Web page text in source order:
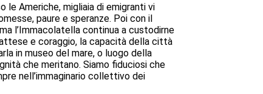
Americhe, migliaia di emigranti vi
paure e speranze. Poi con il
l’Immacolatella continua a custodirne
e coraggio, la capacità della città
in museo del mare, o luogo della
che meritano. Siamo fiduciosi che
nell’immaginario collettivo dei